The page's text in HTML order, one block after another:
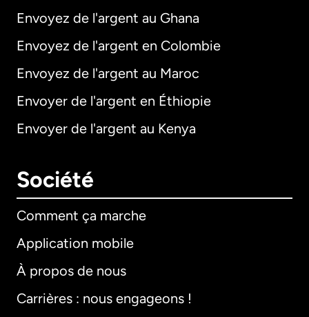
Envoyez de l'argent au Ghana
Envoyez de l'argent en Colombie
Envoyez de l'argent au Maroc
Envoyer de l'argent en Éthiopie
Envoyer de l'argent au Kenya
Société
Comment ça marche
Application mobile
À propos de nous
Carrières : nous engageons !